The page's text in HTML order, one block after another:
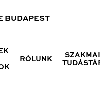
BUDAPEST
RÓLUNK
SZAKMAI